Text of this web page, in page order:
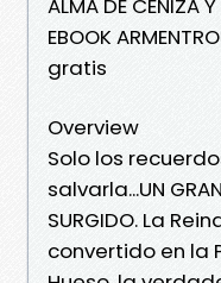
ALMA DE CENIZA
EBOOK
gratis
Overview
Solo los
salvarla...UN
SURGIDO. La
convertido en la